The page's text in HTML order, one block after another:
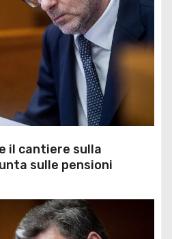
il cantiere sulla
sulle pensioni